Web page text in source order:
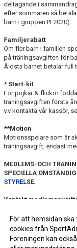
deltagande i
efter sommaren så
barn i gruppen PF2020).
Familjerabatt
Om fler barn i familjen
på träningsavgiften för
Äldsta barnet betalar full
* Start-kit
För pojkar & flickor
träningsavgiften första
v.v kontakta vår kassör,
**Motion
Motionsspelare som är
träningsavgift, endast
MEDLEMS-OCH
SPECIELLA
STYRELSE.
Kontakt
Tveka inte att höra av
För att hemsidan
cookies från
Föreningen kan